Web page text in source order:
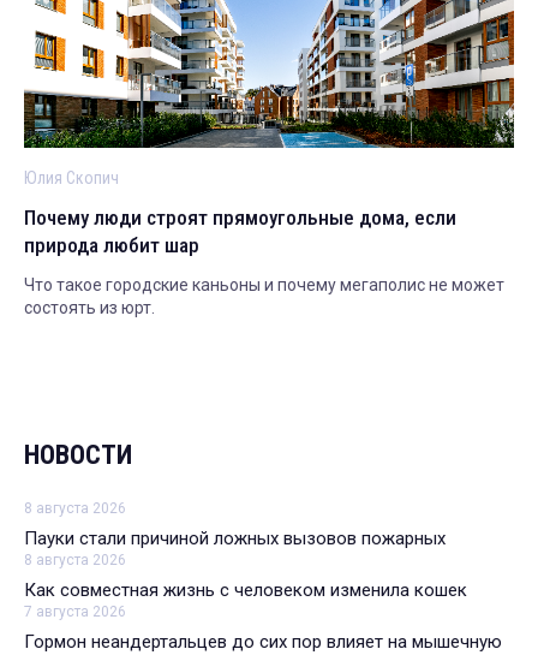
Юлия Скопич
Почему люди строят прямоугольные дома, если
природа любит шар
Что такое городские каньоны и почему мегаполис не может
состоять из юрт.
НОВОСТИ
8 августа 2026
Пауки стали причиной ложных вызовов пожарных
8 августа 2026
Как совместная жизнь с человеком изменила кошек
7 августа 2026
Гормон неандертальцев до сих пор влияет на мышечную